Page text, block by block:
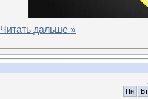
Читать дальше »
Пн
Вт